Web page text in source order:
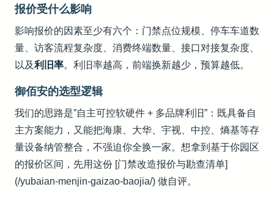
报价受什么影响
影响报价的因素至少有六个：门禁点位规模、停车车道数
量、访客流程复杂度、消费终端数量、接口对接复杂度、
以及利旧率。利旧率越高，前端换新越少，预算越低。
御佰安的选型逻辑
我们的思路是”自主可控软硬件 + 多品牌利旧”：既具备自
主方案能力，又能把海康、大华、宇视、中控、熵基等存
量设备纳管整合，不强迫你全换一家。想拿到基于你园区
的报价区间，先用这份 [门禁改造报价与勘查清单]
(/yubaian-menjin-gaizao-baojia/) 做自评。